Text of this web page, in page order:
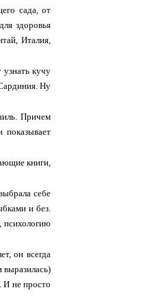
сада, от
здоровья
Италия,
кучу
Ну
Причем
показывает
книги,
себе
и без.
психологию
он всегда
выразилась)
И не просто